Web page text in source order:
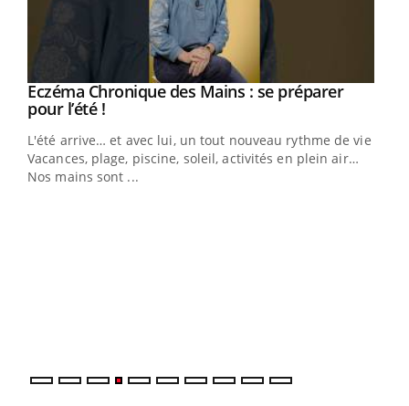
Youtube
Eczéma Chronique des Mains : se préparer
pour l’été !Youtube
L'été arrive… et avec lui, un tout nouveau rythme de vie !
Vacances, plage, piscine, soleil, activités en plein air…
Nos mains sont ...